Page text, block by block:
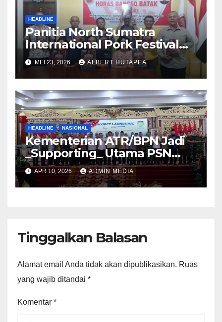
HEADLINE
Panitia North Sumatra
International Pork Festival
Gelar Rapat Final Persiapan
Acara Agustus 2026
MEI 23, 2026 ALBERT HUTAPEA
HEADLINE NASIONAL
Kementerian ATR/BPN Jadi
_Supporting_ Utama PSN
Pelabuhan Palembang Baru
Tanjung Carat
APR 10, 2026 ADMIN MEDIA
Tinggalkan Balasan
Alamat email Anda tidak akan dipublikasikan. Ruas
yang wajib ditandai *
Komentar *